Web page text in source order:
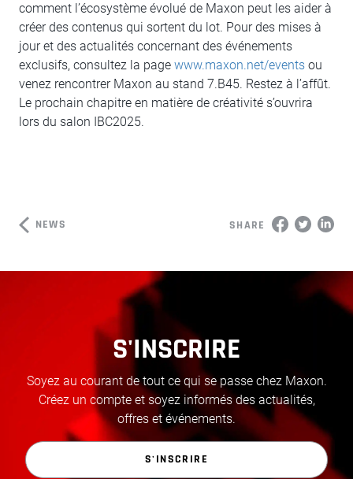
comment l’écosystème évolué de Maxon peut les aider à
créer des contenus qui sortent du lot. Pour des mises à
jour et des actualités concernant des événements
exclusifs, consultez la page www.maxon.net/events ou
venez rencontrer Maxon au stand 7.B45. Restez à l’affût.
Le prochain chapitre en matière de créativité s’ouvrira
lors du salon IBC2025.
NEWS SHARE
S'INSCRIRE
Soyez au courant de tout ce qui se passe chez Maxon.
Créez un compte et soyez informés des actualités,
offres et événements.
S'INSCRIRE